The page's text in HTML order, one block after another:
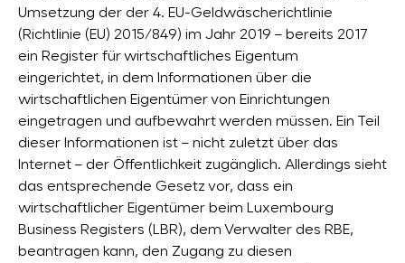
Umsetzung der der 4. EU-Geldwäscherichtlinie
(Richtlinie (EU) 2015/849) im Jahr 2019 – bereits 2017
ein Register für wirtschaftliches Eigentum
eingerichtet, in dem Informationen über die
wirtschaftlichen Eigentümer von Einrichtungen
eingetragen und aufbewahrt werden müssen. Ein Teil
dieser Informationen ist – nicht zuletzt über das
Internet – der Öffentlichkeit zugänglich. Allerdings sieht
das entsprechende Gesetz vor, dass ein
wirtschaftlicher Eigentümer beim Luxembourg
Business Registers (LBR), dem Verwalter des RBE,
beantragen kann, den Zugang zu diesen